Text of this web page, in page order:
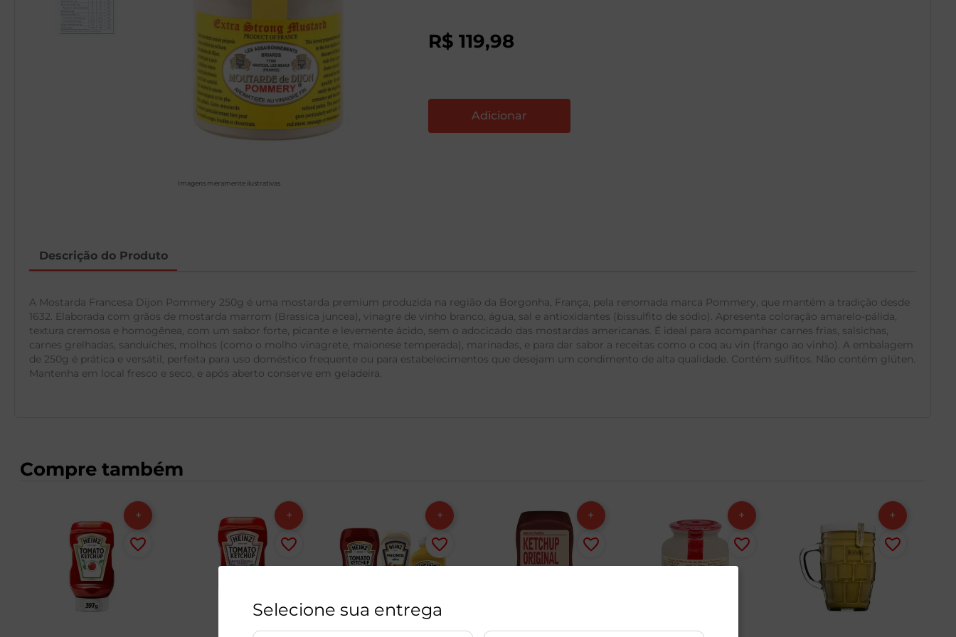
Imagens meramente ilustrativas
R$ 119,98
Descrição do Produto
A Mostarda Francesa Dijon Pommery 250g é uma mostarda premium produzida na região da Borgonha, França, pela renomada marca Pommery, que mantém a tradição desde
1632. Elaborada com grãos de mostarda marrom (Brassica juncea), vinagre de vinho branco, água, sal e antioxidantes (bissulfito de sódio). Apresenta coloração amarelo-pálida,
textura cremosa e homogênea, com um sabor forte, picante e levemente ácido, sem o adocicado das mostardas americanas. É ideal para acompanhar carnes frias, salsichas,
carnes grelhadas, sanduíches, molhos (como o molho vinagrete, maionese temperada), marinadas, e para dar sabor a receitas como o coq au vin (frango ao vinho). A embalagem
de 250g é prática e versátil, perfeita para uso doméstico frequente ou para estabelecimentos que desejam um condimento de alta qualidade. Contém sulfitos. Não contém glúten.
Mantenha em local fresco e seco, e após aberto conserve em geladeira.
Compre também
Selecione sua entrega